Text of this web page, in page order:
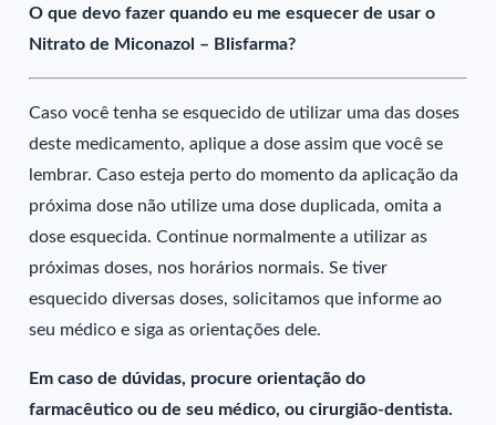
O que devo fazer quando eu me esquecer de usar o
Nitrato de Miconazol – Blisfarma?
Caso você tenha se esquecido de utilizar uma das doses
deste medicamento, aplique a dose assim que você se
lembrar. Caso esteja perto do momento da aplicação da
próxima dose não utilize uma dose duplicada, omita a
dose esquecida. Continue normalmente a utilizar as
próximas doses, nos horários normais. Se tiver
esquecido diversas doses, solicitamos que informe ao
seu médico e siga as orientações dele.
Em caso de dúvidas, procure orientação do
farmacêutico ou de seu médico, ou cirurgião-dentista.